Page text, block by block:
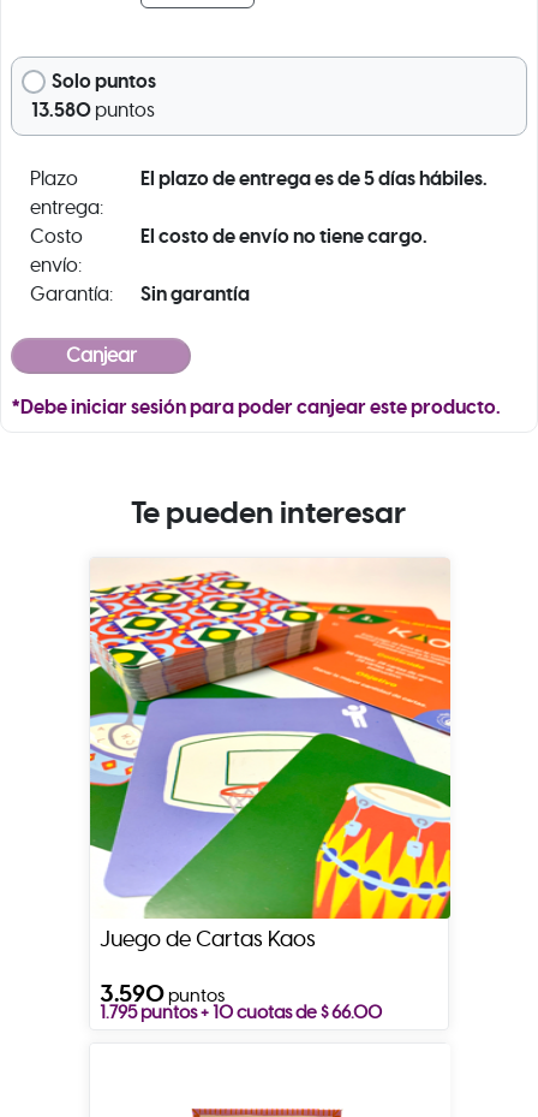
Solo puntos
13.580 puntos
Plazo
entrega:
El plazo de entrega es de 5 días hábiles.
Costo
envío:
El costo de envío no tiene cargo.
Garantía: Sin garantía
*Debe iniciar sesión para poder canjear este producto.
Te pueden interesar
Juego de Cartas Kaos
3.590puntos
1.795 puntos + 10 cuotas de $ 66.00